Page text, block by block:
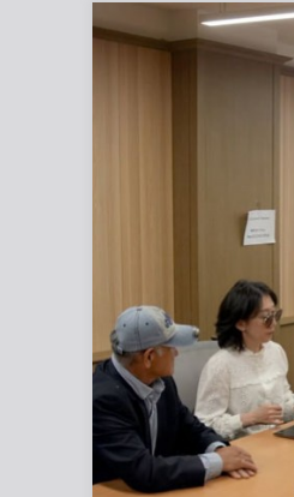
Мал угаалгын